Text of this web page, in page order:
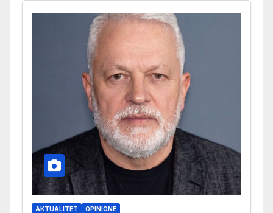
AKTUALITET OPINIONE